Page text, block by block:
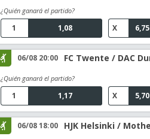
¿Quién ganará el partido?
1,08
1 6,75
X
06/08 20:00 FC Twente / DAC
¿Quién ganará el partido?
1,17
1 5,70
X
06/08 18:00 HJK Helsinki /